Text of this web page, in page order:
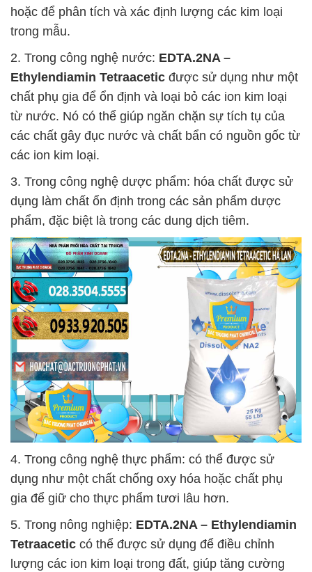
hoặc để phân tích và xác định lượng các kim loại
trong mẫu.
2. Trong công nghệ nước: EDTA.2NA –
Ethylendiamin Tetraacetic được sử dụng như một
chất phụ gia để ổn định và loại bỏ các ion kim loại
từ nước. Nó có thể giúp ngăn chặn sự tích tụ của
các chất gây đục nước và chất bẩn có nguồn gốc từ
các ion kim loại.
3. Trong công nghệ dược phẩm: hóa chất được sử
dụng làm chất ổn định trong các sản phẩm dược
phẩm, đặc biệt là trong các dung dịch tiêm.
4. Trong công nghệ thực phẩm: có thể được sử
dụng như một chất chống oxy hóa hoặc chất phụ
gia để giữ cho thực phẩm tươi lâu hơn.
5. Trong nông nghiệp: EDTA.2NA – Ethylendiamin
Tetraacetic có thể được sử dụng để điều chỉnh
lượng các ion kim loại trong đất, giúp tăng cường